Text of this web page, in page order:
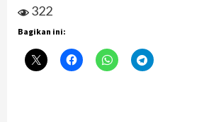
322
Bagikan ini: